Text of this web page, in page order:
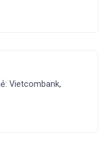
Vietcombank,